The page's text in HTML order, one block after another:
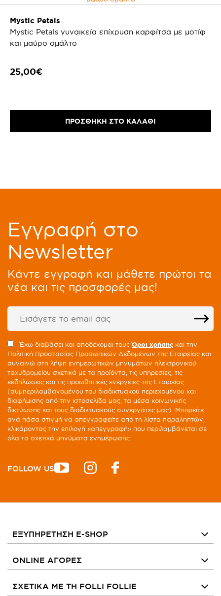
Mystic Petals
Mystic Petals γυναικεία επίχρυση καρφίτσα με μοτίφ
και μαύρο σμάλτο
25,00€
ΠΡΟΣΘΗΚΗ ΣΤΟ ΚΑΛΑΘΙ
Eγγραφή στο
Newsletter
Kάντε εγγραφή και μάθετε πρώτοι τα
νέα και τις προσφορές μας!
Έχω διαβάσει και αποδέχομαι τουςΌροι χρήσης και την
Πολιτική Προστασίας Προσωπικών Δεδομένων της Εταιρείας και
συναινώ στη λήψη ενημερωτικών μηνυμάτων ηλεκτρονικού
ταχυδρομείου σχετικά με τα προϊόντα, τις υπηρεσίες, τις
εκδηλώσεις και τις προωθητικές ενέργειες της Εταιρείας
(συμπεριλαμβανομένου του διαδικτυακού περιεχομένου και
διαφήμισης από την ιστοσελίδα μας, τα μέσα κοινωνικής
δικτύωσης και τους διαδικτυακούς συνεργάτες μας). Μπορείτε
ανά πάσα στιγμή να απεγγραφείτε από τη λίστα παραληπτών,
κλικάροντας την επιλογή «απεγγραφή» που περιλαμβάνεται σε
όλα τα σχετικά μηνύματα ενημέρωσης.
FOLLOW US
ΕΞΥΠΗΡΕΤΗΣΗ E-SHOP
ONLINE ΑΓΟΡΕΣ
ΣΧΕΤΙΚΑ ΜΕ ΤΗ FOLLI FOLLIE